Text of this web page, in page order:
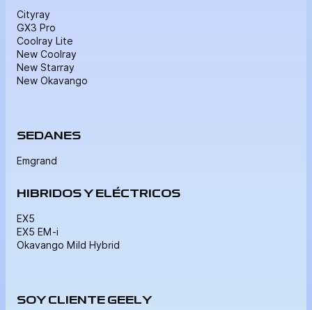
Cityray
GX3 Pro
Coolray Lite
New Coolray
New Starray
New Okavango
SEDANES
Emgrand
HIBRIDOS Y ELÉCTRICOS
EX5
EX5 EM-i
Okavango Mild Hybrid
SOY CLIENTE GEELY